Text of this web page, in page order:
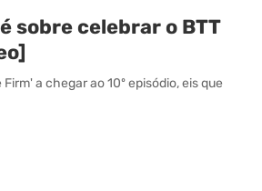
é sobre celebrar o BTT
a chegar ao 10º episódio, eis que